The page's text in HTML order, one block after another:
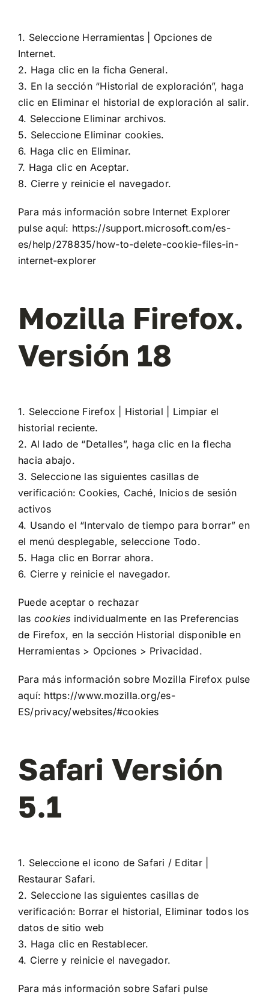
1. Seleccione Herramientas | Opciones de
Internet.
2. Haga clic en la ficha General.
3. En la sección “Historial de exploración”, haga
clic en Eliminar el historial de exploración al salir.
4. Seleccione Eliminar archivos.
5. Seleccione Eliminar cookies.
6. Haga clic en Eliminar.
7. Haga clic en Aceptar.
8. Cierre y reinicie el navegador.
Para más información sobre Internet Explorer
pulse aquí: https://support.microsoft.com/es-
es/help/278835/how-to-delete-cookie-files-in-
internet-explorer
Mozilla Firefox.
Versión 18
1. Seleccione Firefox | Historial | Limpiar el
historial reciente.
2. Al lado de “Detalles”, haga clic en la flecha
hacia abajo.
3. Seleccione las siguientes casillas de
verificación: Cookies, Caché, Inicios de sesión
activos
4. Usando el “Intervalo de tiempo para borrar” en
el menú desplegable, seleccione Todo.
5. Haga clic en Borrar ahora.
6. Cierre y reinicie el navegador.
Puede aceptar o rechazar
las cookies individualmente en las Preferencias
de Firefox, en la sección Historial disponible en
Herramientas > Opciones > Privacidad.
Para más información sobre Mozilla Firefox pulse
aquí: https://www.mozilla.org/es-
ES/privacy/websites/#cookies
Safari Versión
5.1
1. Seleccione el icono de Safari / Editar |
Restaurar Safari.
2. Seleccione las siguientes casillas de
verificación: Borrar el historial, Eliminar todos los
datos de sitio web
3. Haga clic en Restablecer.
4. Cierre y reinicie el navegador.
Para más información sobre Safari pulse